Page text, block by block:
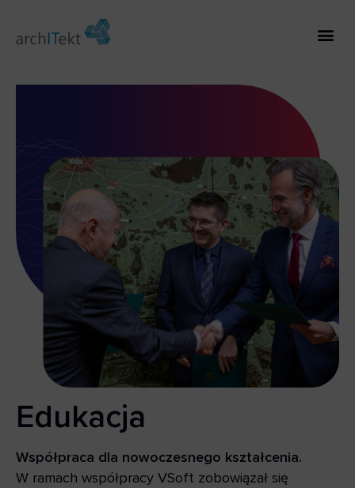
Edukacja
Współpraca dla nowoczesnego kształcenia.
W ramach współpracy VSoft zobowiązał się